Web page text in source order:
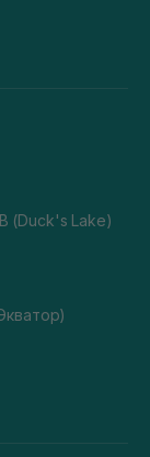
(Duck's Lake)